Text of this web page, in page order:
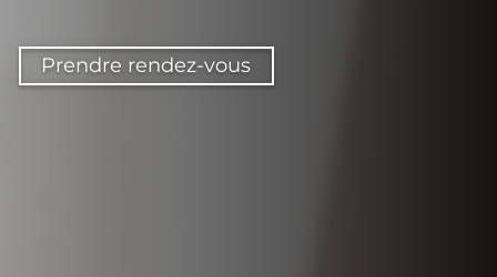
Prendre rendez-vous